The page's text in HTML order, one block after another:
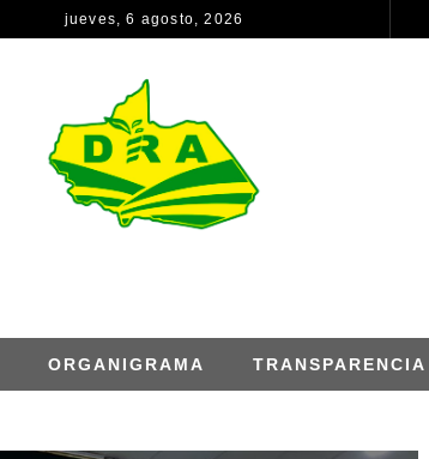
jueves, 6 agosto, 2026
ORGANIGRAMA TRANSPARENCIA